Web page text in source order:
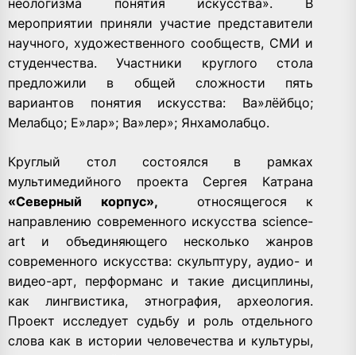
неологизма понятия искусства». В
мероприятии приняли участие представители
научного, художественного сообществ, СМИ и
студенчества. Участники круглого стола
предложили в общей сложности пять
вариантов понятия искусства: Ва»лёйбцо;
Мелабцо; Е»лар»; Ва»лер»; Янхамолабцо.
Круглый стол состоялся в рамках
мультимедийного проекта Сергея Катрана
«Северный корпус», относящегося к
направлению современного искусства science-
art и объединяющего несколько жанров
современного искусства: скульптуру, аудио- и
видео-арт, перформанс и такие дисциплины,
как лингвистика, этнография, археология.
Проект исследует судьбу и роль отдельного
слова как в истории человечества и культуры,